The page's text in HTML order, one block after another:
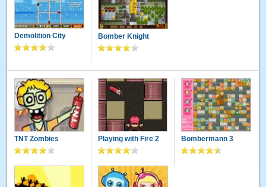
Demolition City Bomber Knight
TNT Zombies Playing with Fire 2 Bombermann 3